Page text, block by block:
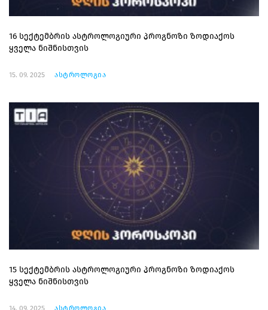
16 სექტემბრის ასტროლოგიური პროგნოზი ზოდიაქოს
ყველა ნიშნისთვის
15. 09. 2025 ასტროლოგია
15 სექტემბრის ასტროლოგიური პროგნოზი ზოდიაქოს
ყველა ნიშნისთვის
14. 09. 2025 ასტროლოგია